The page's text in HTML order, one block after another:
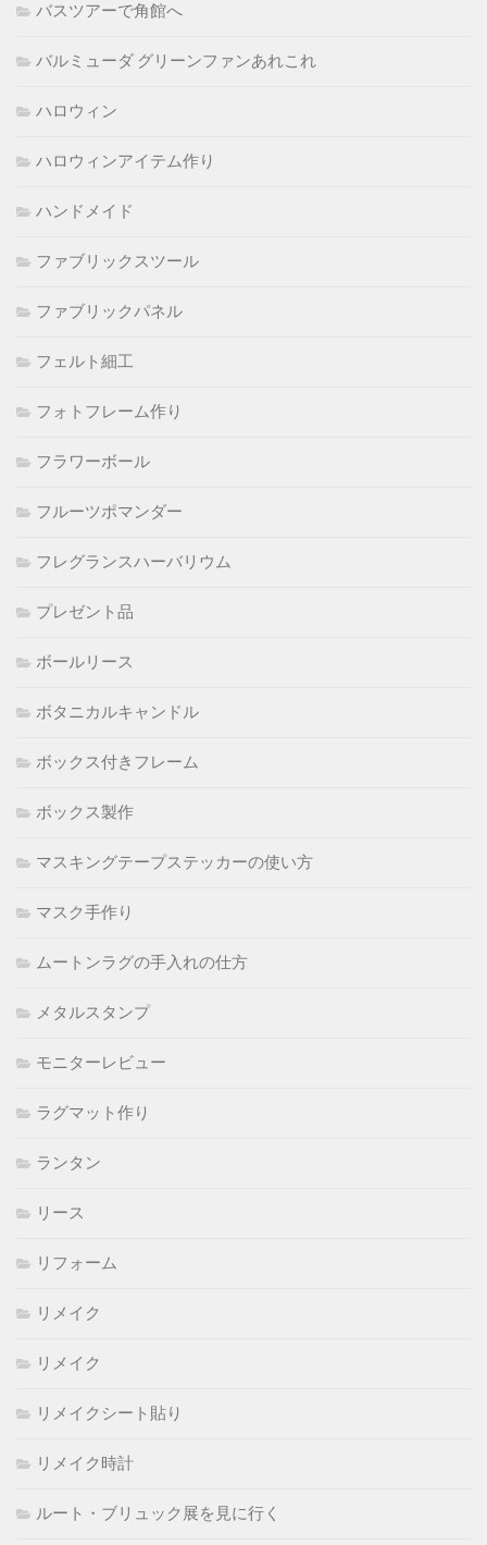
バスツアーで角館へ
バルミューダ グリーンファンあれこれ
ハロウィン
ハロウィンアイテム作り
ハンドメイド
ファブリックスツール
ファブリックパネル
フェルト細工
フォトフレーム作り
フラワーボール
フルーツポマンダー
フレグランスハーバリウム
プレゼント品
ボールリース
ボタニカルキャンドル
ボックス付きフレーム
ボックス製作
マスキングテープステッカーの使い方
マスク手作り
ムートンラグの手入れの仕方
メタルスタンプ
モニターレビュー
ラグマット作り
ランタン
リース
リフォーム
リメイク
リメイク
リメイクシート貼り
リメイク時計
ルート・ブリュック展を見に行く